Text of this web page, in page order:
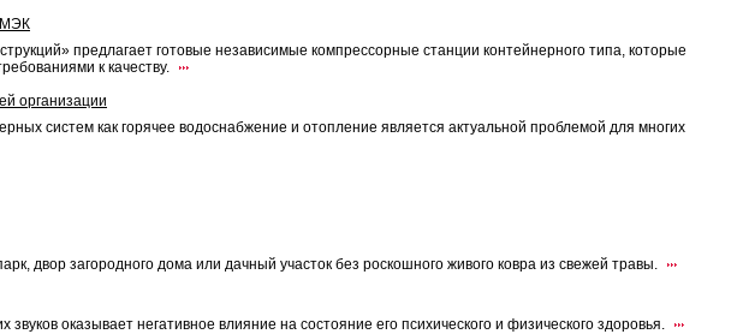
предлагает готовые независимые компрессорные станции контейнерного типа, которые
к качеству.
организации
систем как горячее водоснабжение и отопление является актуальной проблемой для многих
двор загородного дома или дачный участок без роскошного живого ковра из свежей травы.
оказывает негативное влияние на состояние его психического и физического здоровья.